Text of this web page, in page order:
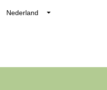
Nederland